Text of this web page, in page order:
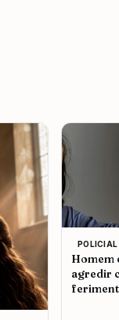
POLICIAL
Homem
agredir